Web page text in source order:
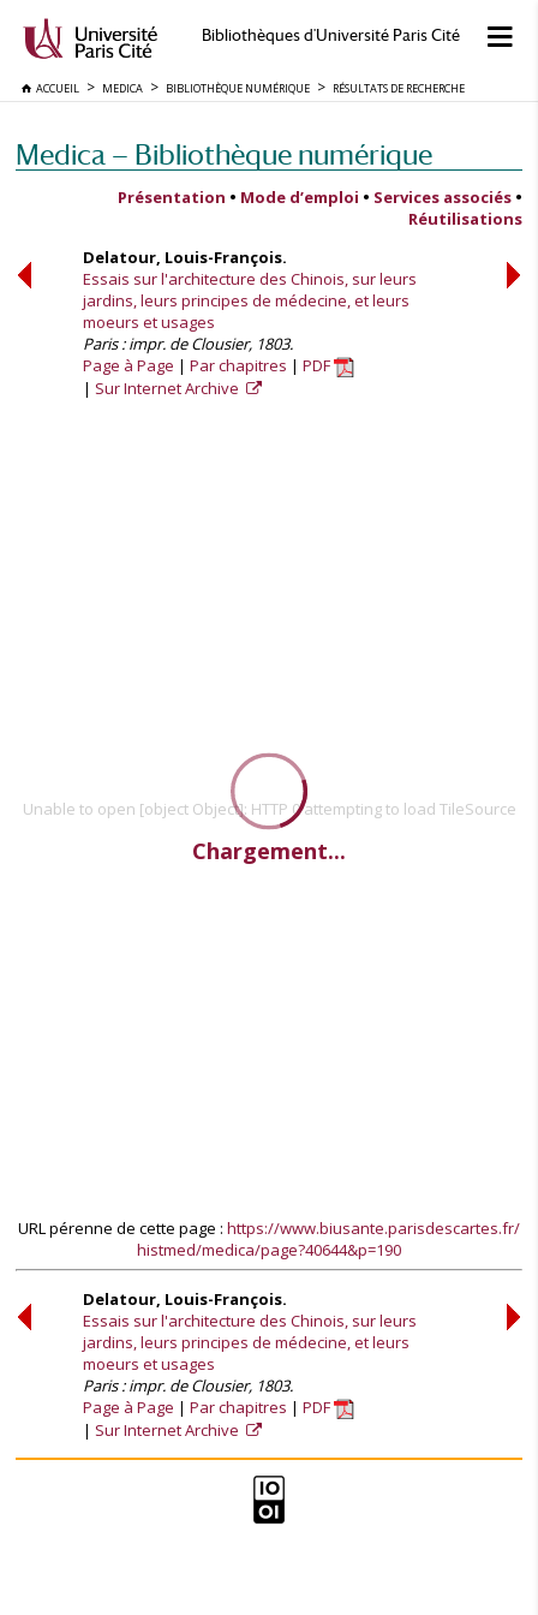
Bibliothèques d'Université Paris Cité
ACCUEIL MEDICA BIBLIOTHÈQUE NUMÉRIQUE RÉSULTATS DE RECHERCHE
Medica — Bibliothèque numérique
Présentation • Mode d’emploi • Services associés •
Réutilisations
Delatour, Louis-François.
Essais sur l'architecture des Chinois, sur leurs
jardins, leurs principes de médecine, et leurs
moeurs et usages
Paris : impr. de Clousier, 1803.
Page à Page
Par chapitres
PDF
Sur Internet Archive
Unable to open [object Object]: HTTP 0 attempting to load TileSource
Chargement...
URL pérenne de cette page : https://www.biusante.parisdescartes.fr/
histmed/medica/page?40644&p=190
Delatour, Louis-François.
Essais sur l'architecture des Chinois, sur leurs
jardins, leurs principes de médecine, et leurs
moeurs et usages
Paris : impr. de Clousier, 1803.
Page à Page
Par chapitres
PDF
Sur Internet Archive